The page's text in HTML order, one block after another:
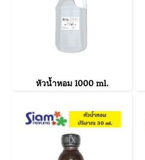
หัวน้ำหอม 1000 ml.